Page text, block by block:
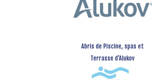
Abris de Piscine, spas et
Terrasse d’Alukov